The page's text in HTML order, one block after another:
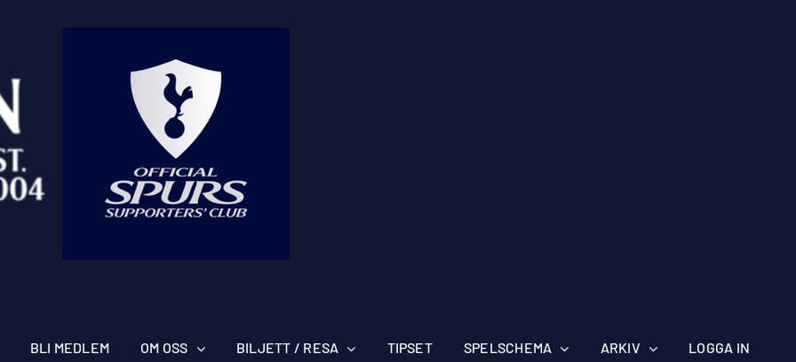
BLI MEDLEM OM OSS BILJETT / RESA TIPSET SPELSCHEMA ARKIV LOGGA IN